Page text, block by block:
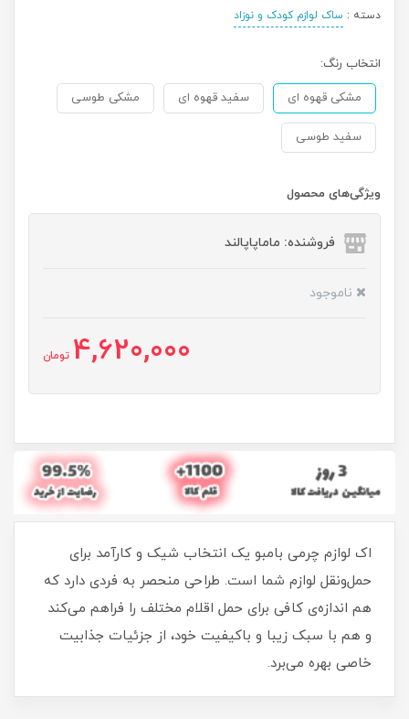
دسته : ساک لوازم کودک و نوزاد
انتخاب رنگ:
مشکی قهوه ای سفید قهوه ای مشکی طوسی
سفید طوسی
ویژگی‌های محصول
فروشنده: ماماپاپالند
ناموجود
4,620,000 تومان
اک لوازم چرمی بامبو یک انتخاب شیک و کارآمد برای
حمل‌ونقل لوازم شما است. طراحی منحصر به فردی دارد که
هم اندازه‌ی کافی برای حمل اقلام مختلف را فراهم می‌کند
و هم با سبک زیبا و باکیفیت خود، از جزئیات جذابیت
خاصی بهره می‌برد.